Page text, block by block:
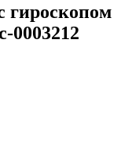
гироскопом
0003212